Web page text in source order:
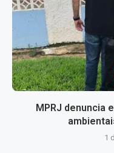
MPRJ denuncia
1